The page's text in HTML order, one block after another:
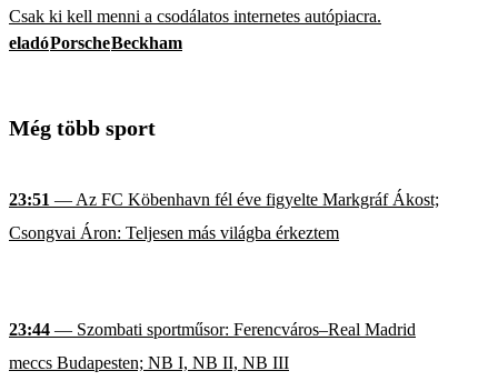
Csak ki kell menni a csodálatos internetes autópiacra.
eladóPorscheBeckham
Még több sport
23:51 — Az FC Köbenhavn fél éve figyelte Markgráf Ákost;
Csongvai Áron: Teljesen más világba érkeztem
23:44 — Szombati sportműsor: Ferencváros–Real Madrid
meccs Budapesten; NB I, NB II, NB III